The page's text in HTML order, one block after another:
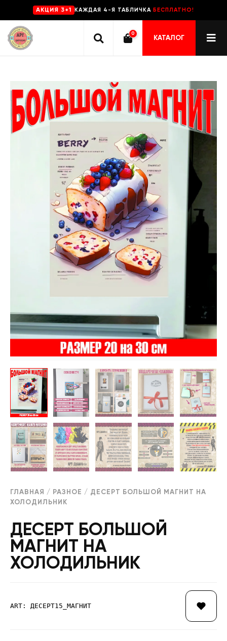
AKЦИЯ 3+1 КАЖДАЯ 4-Я ТАБЛИЧКА БЕСПЛАТНО!
0
КАТАЛОГ
ГЛАВНАЯ / РАЗНОЕ / ДЕСЕРТ БОЛЬШОЙ МАГНИТ НА
ХОЛОДИЛЬНИК
ДЕСЕРТ БОЛЬШОЙ
МАГНИТ НА
ХОЛОДИЛЬНИК
ART: ДЕСЕРТ15_МАГНИТ